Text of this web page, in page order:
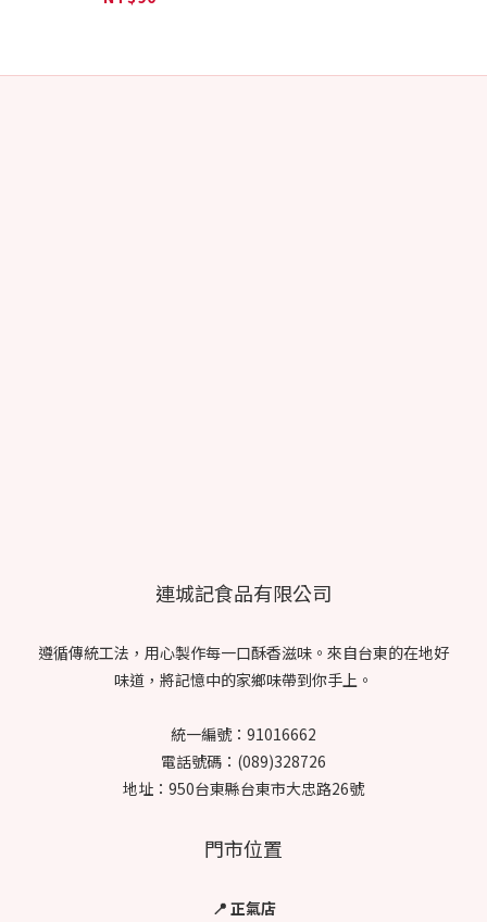
連城記食品有限公司
遵循傳統工法，用心製作每一口酥香滋味。來自台東的在地好
味道，將記憶中的家鄉味帶到你手上。
統一編號：91016662
電話號碼：(089)328726
地址：950台東縣台東市大忠路26號
門市位置
📍 正氣店